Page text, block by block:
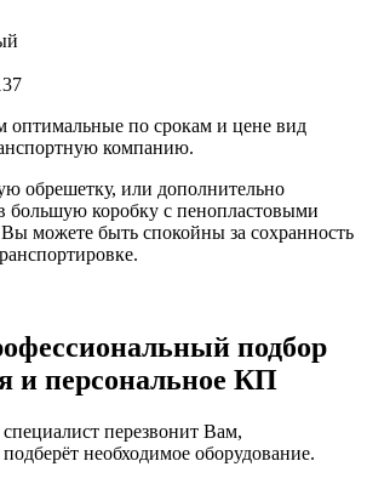
по срокам и цене вид
компанию.
обрешетку, или дополнительно
большую коробку с пенопластовыми
можете быть спокойны за сохранность
подбор
и персональное КП
перезвонит Вам,
необходимое оборудование.